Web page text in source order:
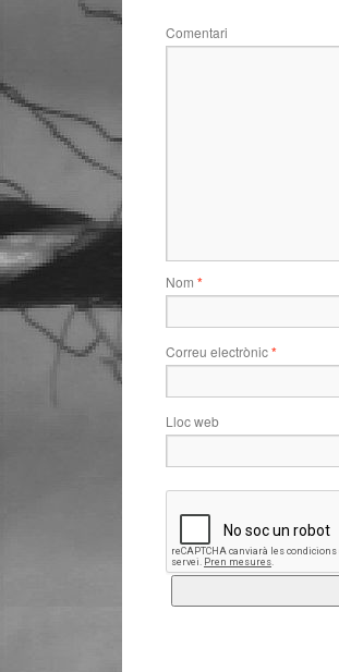
Comentari
Nom *
Correu electrònic*
Lloc web